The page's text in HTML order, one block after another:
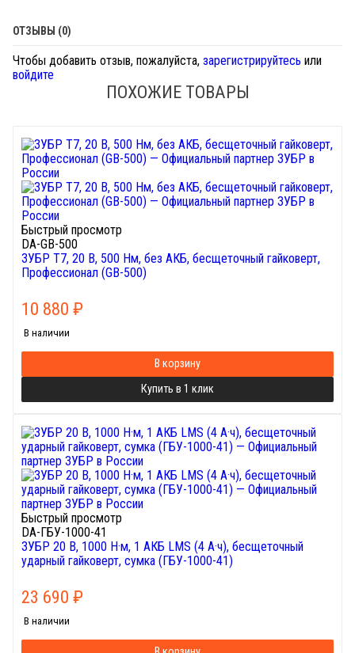
ОТЗЫВЫ (0)
Чтобы добавить отзыв, пожалуйста, зарегистрируйтесь или
войдите
ПОХОЖИЕ ТОВАРЫ
Быстрый просмотр
DA-GB-500
ЗУБР Т7, 20 В, 500 Нм, без АКБ, бесщеточный гайковерт,
Профессионал (GB-500)
10 880 ₽
В наличии
В корзину
Купить в 1 клик
Быстрый просмотр
DA-ГБУ-1000-41
ЗУБР 20 В, 1000 Н·м, 1 АКБ LMS (4 А·ч), бесщеточный
ударный гайковерт, сумка (ГБУ-1000-41)
23 690 ₽
В наличии